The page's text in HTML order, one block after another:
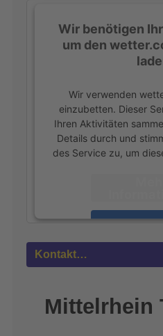
Wir benötigen
um den
Wir verwenden
einzubetten. Dieser
Ihren Aktivitäten
Details durch und
des Service zu, um
Kontakt…
Mittelrhein